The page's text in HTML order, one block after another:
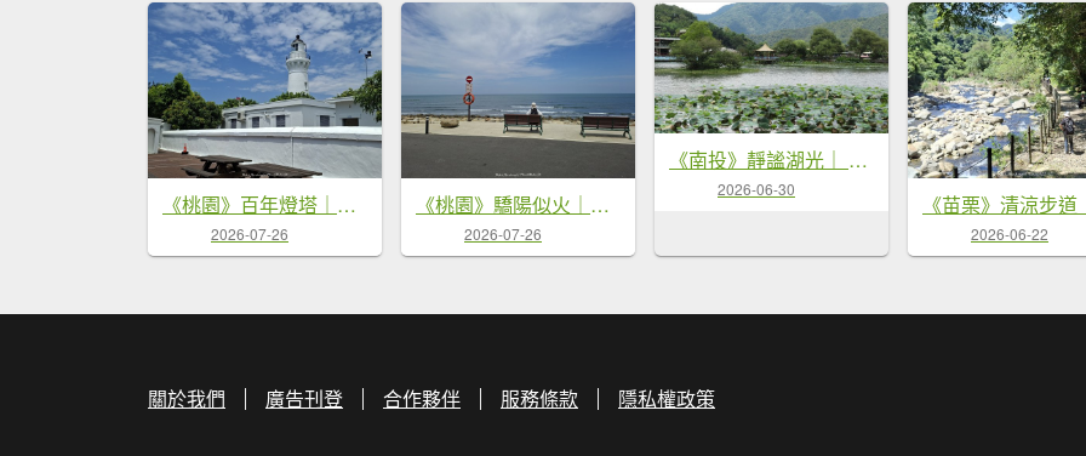
《桃園》百年燈塔｜白沙岬燈塔園區步道20260725
2026-07-26
《桃園》驕陽似火｜永安北岸濱海步道20260725
2026-07-26
《南投》靜謐湖光｜ 埔里鯉魚潭環潭8字繞20260629
2026-06-30
2026-06-22
關於我們 廣告刊登 合作夥伴 服務條款 隱私權政策